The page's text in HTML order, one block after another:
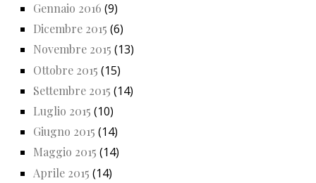
Gennaio 2016 (9)
Dicembre 2015 (6)
Novembre 2015 (13)
Ottobre 2015 (15)
Settembre 2015 (14)
Luglio 2015 (10)
Giugno 2015 (14)
Maggio 2015 (14)
Aprile 2015 (14)